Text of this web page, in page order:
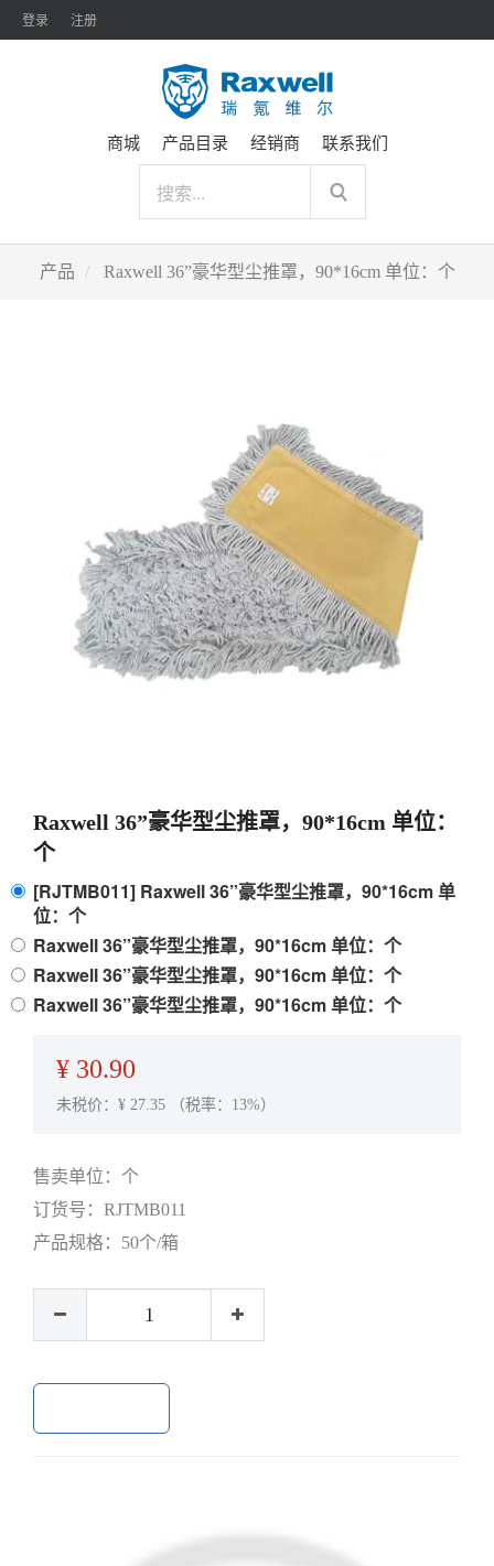
登录 注册
商城 产品目录 经销商 联系我们
产品 Raxwell 36”豪华型尘推罩，90*16cm 单位：个
Raxwell 36”豪华型尘推罩，90*16cm 单位：
个
[RJTMB011] Raxwell 36”豪华型尘推罩，90*16cm 单
位：个
Raxwell 36”豪华型尘推罩，90*16cm 单位：个
Raxwell 36”豪华型尘推罩，90*16cm 单位：个
Raxwell 36”豪华型尘推罩，90*16cm 单位：个
¥ 30.90
未税价：¥ 27.35 （税率：13%）
售卖单位： 个
订货号： RJTMB011
产品规格： 50个/箱